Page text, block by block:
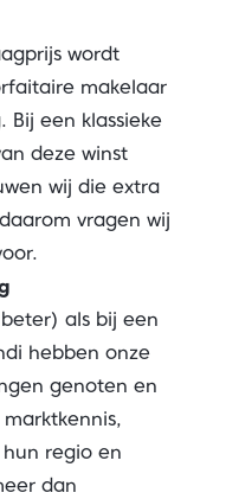
wordt
makelaar
Bij een klassieke
deze winst
wij die extra
vragen wij
als bij een
hebben onze
genoten en
regio en
dan